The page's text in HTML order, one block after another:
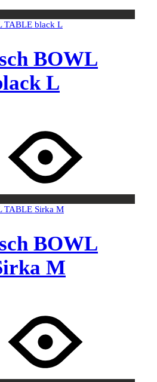
BOWL
L
BOWL
M